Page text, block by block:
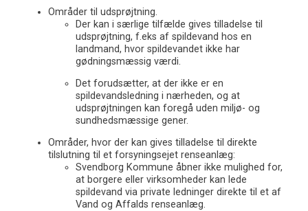
Områder til udsprøjtning.
Der kan i særlige tilfælde gives tilladelse til
udsprøjtning, f.eks af spildevand hos en
landmand, hvor spildevandet ikke har
gødningsmæssig værdi.
Det forudsætter, at der ikke er en
spildevandsledning i nærheden, og at
udsprøjtningen kan foregå uden miljø- og
sundhedsmæssige gener.
Områder, hvor der kan gives tilladelse til direkte
tilslutning til et forsyningsejet renseanlæg:
Svendborg Kommune åbner ikke mulighed for,
at borgere eller virksomheder kan lede
spildevand via private ledninger direkte til et af
Vand og Affalds renseanlæg.